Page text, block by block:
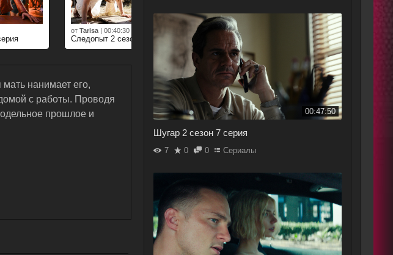
от Tarisa | 00:40:30
Следопыт 2 сезон 4 серия
мать нанимает его,
с работы. Проводя
прошлое и
00:47:50
Шугар 2 сезон 7 серия
7 0 0 Сериалы